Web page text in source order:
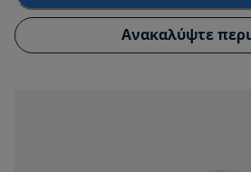
Ανακαλύψτε